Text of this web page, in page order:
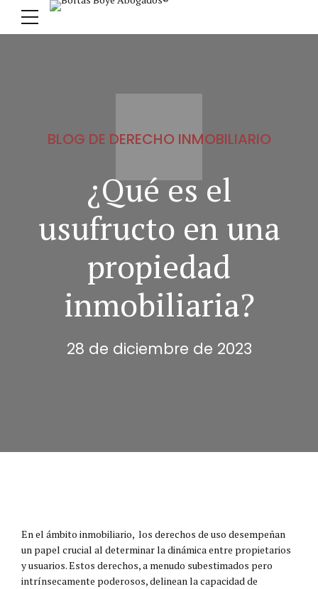
BLOG DE DERECHO INMOBILIARIO
¿Qué es el
usufructo en una
propiedad
inmobiliaria?
28 de diciembre de 2023
En el ámbito inmobiliario, los derechos de uso desempeñan
un papel crucial al determinar la dinámica entre propietarios
y usuarios. Estos derechos, a menudo subestimados pero
intrínsecamente poderosos, delinean la capacidad de